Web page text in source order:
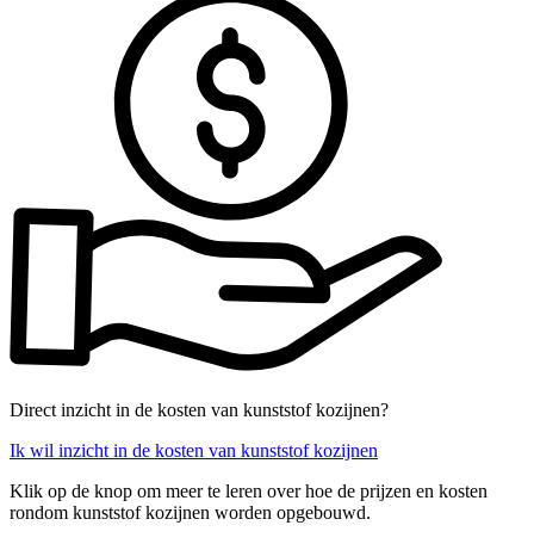
Direct inzicht in de kosten van kunststof kozijnen?
Ik wil inzicht in de kosten van kunststof kozijnen
Klik op de knop om meer te leren over hoe de prijzen en kosten
rondom kunststof kozijnen worden opgebouwd.